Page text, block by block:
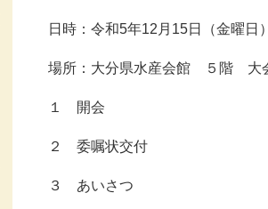
日時：令和5年12月15日（金曜
場所：大分県水産会館 ５階 大
１ 開会
２ 委嘱状交付
３ あいさつ